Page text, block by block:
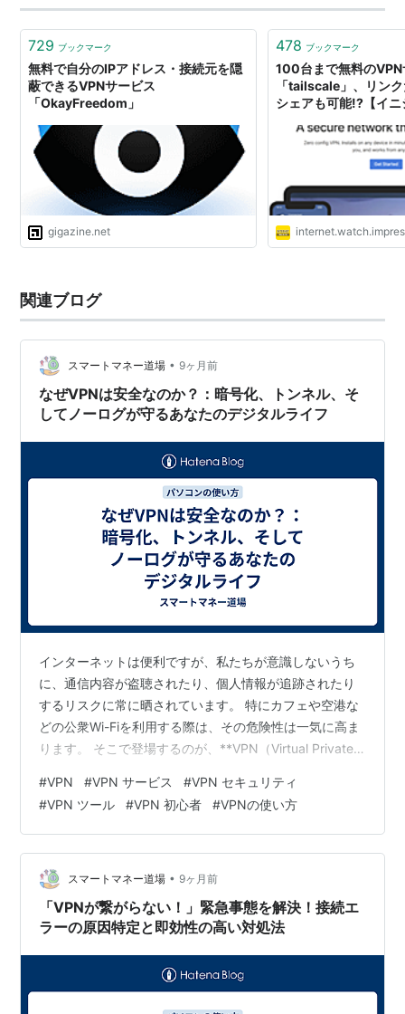
729 ブックマーク
無料で自分のIPアドレス・接続元を隠
蔽できるVPNサービス
「OkayFreedom」
gigazine.net
478 ブックマーク
100台まで無料の
「tailscale」、リン
シェアも可能!?【イ
関連ブログ
スマートマネー道場 • 9ヶ月前
なぜVPNは安全なのか？：暗号化、トンネル、そ
してノーログが守るあなたのデジタルライフ
インターネットは便利ですが、私たちが意識しないうち
に、通信内容が盗聴されたり、個人情報が追跡されたり
するリスクに常に晒されています。 特にカフェや空港な
どの公衆Wi-Fiを利用する際は、その危険性は一気に高ま
ります。 そこで登場するのが、**VPN（Virtual Private
は単にアクセス制限を回避するツールではありません。
その本質は、あなたのインターネット接続を「安全な要
塞」**に変える、高度なセキュリティ技術にあります。
「VPNは安全」と言われるのはなぜか。その仕組みを、
技術的な側面とプライバシー保護の観点から徹底解説し
ま…
#VPN #VPN サービス #VPN セキュリティ
#VPN ツール #VPN 初心者 #VPNの使い方
スマートマネー道場 • 9ヶ月前
「VPNが繋がらない！」緊急事態を解決！接続エ
ラーの原因特定と即効性の高い対処法